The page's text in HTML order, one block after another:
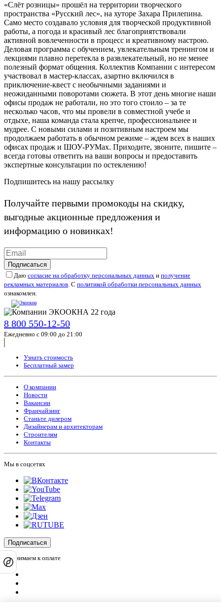
«Слёт розницы» прошёл на территории творческого
пространства «Русский лес», на хуторе Захара Прилепина.
Само место создавало условия для творческой продуктивной
работы, а погода и красивый лес благоприятствовали
активной вовлеченности в процесс и креативному настрою.
Деловая программа с обучением, увлекательным тренингом и
лекциями плавно перетекла в развлекательный, но не менее
полезный формат общения. Коллектив Компании с интересом
участвовал в мастер-классах, азартно включился в
приключение-квест с необычными заданиями и
неожиданными поворотами сюжета. В этот день многие наши
офисы продаж не работали, но это того стоило – за те
несколько часов, что мы провели в совместной учебе и
отдыхе, наша команда стала крепче, профессиональнее и
мудрее. С новыми силами и позитивным настроем мы
продолжаем работать в обычном режиме – ждем всех в наших
офисах продаж и ШОУ-РУМах. Приходите, звоните, пишите –
всегда готовы ответить на ваши вопросы и предоставить
экспертные консультации по остеклению!
Подпишитесь на нашу рассылку
Получайте первыми промокоды на скидку,
выгодные акционные предложения и
информацию о новинках!
Подписаться
Даю согласие на обработку персональных данных и получение
рекламных материалов. С политикой обработки персональных данных
ознакомлен.
8 800 550-12-50
Ежедневно с 09:00 до 21:00
Узнать стоимость
Бесплатный замер
О компании
Новости
Вакансии
Франчайзинг
Станьте дилером
Дизайнерам и архитекторам
Строителям
Контакты
Мы в соцсетях
Подписаться
Принимаем к оплате